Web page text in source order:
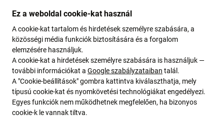
FixPremium
Ez a weboldal cookie-kat használ
A cookie-kat tartalom és hirdetések személyre szabására, a
közösségi média funkciók biztosítására és a forgalom
elemzésére használjuk.
A cookie-kat a hirdetések személyre szabására is használjuk —
további információkat a Google szabályzataiban talál.
A "Cookie-beállítások" gombra kattintva kiválaszthatja, mely
típusú cookie-kat és nyomkövetési technológiákat engedélyezi.
Egyes funkciók nem működhetnek megfelelően, ha bizonyos
cookie-k le vannak tiltva.